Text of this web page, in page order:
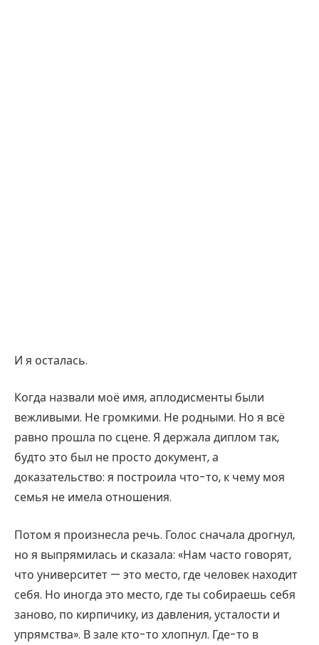
И я осталась.
Когда назвали моё имя, аплодисменты были
вежливыми. Не громкими. Не родными. Но я всё
равно прошла по сцене. Я держала диплом так,
будто это был не просто документ, а
доказательство: я построила что-то, к чему моя
семья не имела отношения.
Потом я произнесла речь. Голос сначала дрогнул,
но я выпрямилась и сказала: «Нам часто говорят,
что университет — это место, где человек находит
себя. Но иногда это место, где ты собираешь себя
заново, по кирпичику, из давления, усталости и
упрямства». В зале кто-то хлопнул. Где-то в